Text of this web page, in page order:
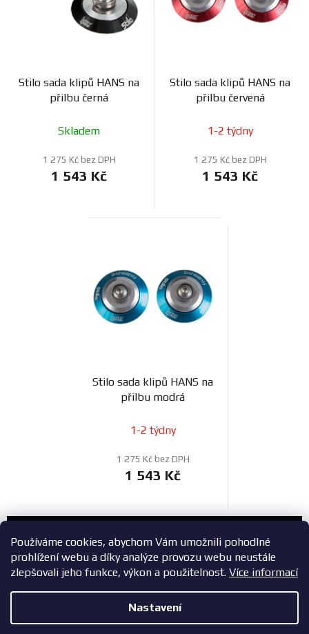
Používáme cookies, abychom Vám umožnili pohodlné
prohlížení webu a díky analýze provozu webu neustále
zlepšovali jeho funkce, výkon a použitelnost. Více informací
Nastavení
Stilo sada klipů HANS na
přilbu černá
Skladem
1 275 Kč bez DPH
1 543 Kč
Stilo sada klipů HANS na
přilbu červená
1-2 týdny
1 275 Kč bez DPH
1 543 Kč
Stilo sada klipů HANS na
přilbu modrá
1-2 týdny
1 275 Kč bez DPH
1 543 Kč
Zákaznický servis
+420 603 785 748